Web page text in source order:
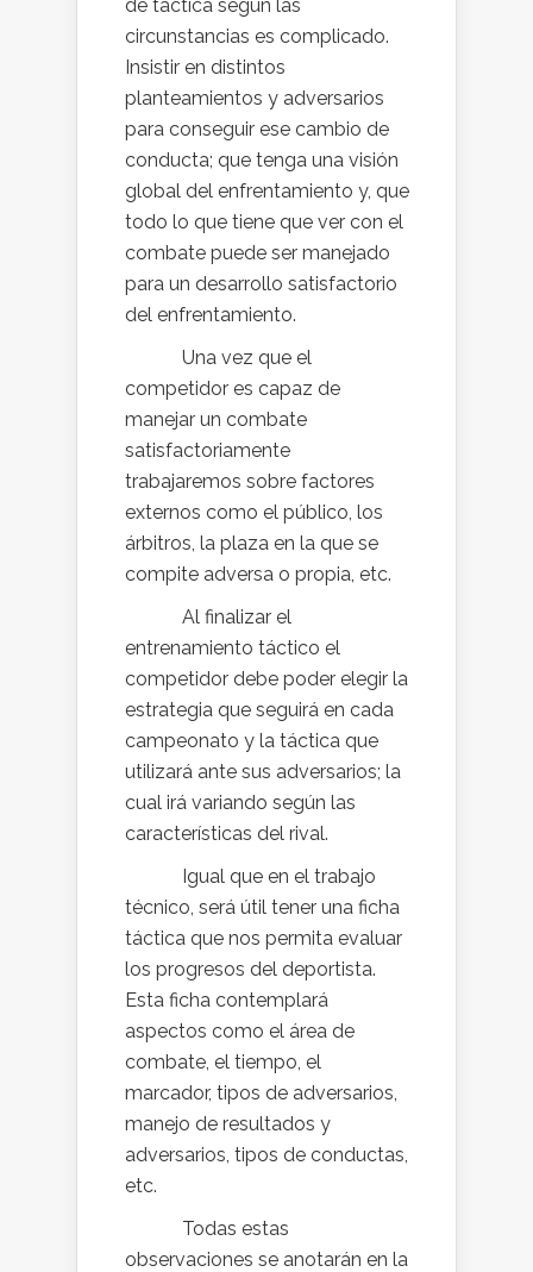
de táctica según las
circunstancias es complicado.
Insistir en distintos
planteamientos y adversarios
para conseguir ese cambio de
conducta; que tenga una visión
global del enfrentamiento y, que
todo lo que tiene que ver con el
combate puede ser manejado
para un desarrollo satisfactorio
del enfrentamiento.
Una vez que el
competidor es capaz de
manejar un combate
satisfactoriamente
trabajaremos sobre factores
externos como el público, los
árbitros, la plaza en la que se
compite adversa o propia, etc.
Al finalizar el
entrenamiento táctico el
competidor debe poder elegir la
estrategia que seguirá en cada
campeonato y la táctica que
utilizará ante sus adversarios; la
cual irá variando según las
características del rival.
Igual que en el trabajo
técnico, será útil tener una ficha
táctica que nos permita evaluar
los progresos del deportista.
Esta ficha contemplará
aspectos como el área de
combate, el tiempo, el
marcador, tipos de adversarios,
manejo de resultados y
adversarios, tipos de conductas,
etc.
Todas estas
observaciones se anotarán en la